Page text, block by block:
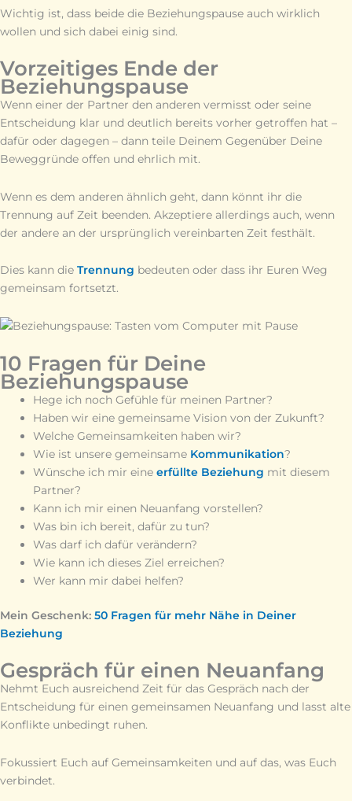
Wichtig ist, dass beide die Beziehungspause auch wirklich
wollen und sich dabei einig sind.
Vorzeitiges Ende der
Beziehungspause
Wenn einer der Partner den anderen vermisst oder seine
Entscheidung klar und deutlich bereits vorher getroffen hat –
dafür oder dagegen – dann teile Deinem Gegenüber Deine
Beweggründe offen und ehrlich mit.
Wenn es dem anderen ähnlich geht, dann könnt ihr die
Trennung auf Zeit beenden. Akzeptiere allerdings auch, wenn
der andere an der ursprünglich vereinbarten Zeit festhält.
Dies kann die Trennung bedeuten oder dass ihr Euren Weg
gemeinsam fortsetzt.
10 Fragen für Deine
Beziehungspause
Hege ich noch Gefühle für meinen Partner?
Haben wir eine gemeinsame Vision von der Zukunft?
Welche Gemeinsamkeiten haben wir?
Wie ist unsere gemeinsame Kommunikation?
Wünsche ich mir eine erfüllte Beziehung mit diesem
Partner?
Kann ich mir einen Neuanfang vorstellen?
Was bin ich bereit, dafür zu tun?
Was darf ich dafür verändern?
Wie kann ich dieses Ziel erreichen?
Wer kann mir dabei helfen?
Mein Geschenk: 50 Fragen für mehr Nähe in Deiner
Beziehung
Gespräch für einen Neuanfang
Nehmt Euch ausreichend Zeit für das Gespräch nach der
Entscheidung für einen gemeinsamen Neuanfang und lasst alte
Konflikte unbedingt ruhen.
Fokussiert Euch auf Gemeinsamkeiten und auf das, was Euch
verbindet.